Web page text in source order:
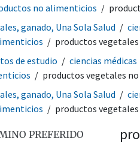
no alimenticios
ganado, Una Sola Salud
productos
de estudio
ciencias médicas
productos vegetales
ganado, Una Sola Salud
productos
PREFERIDO